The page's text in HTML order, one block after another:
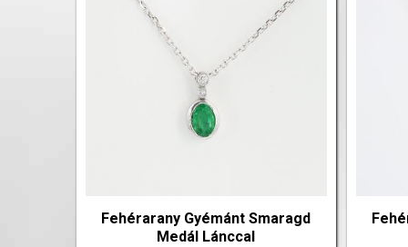
Fehérarany Gyémánt Smaragd
Medál Lánccal